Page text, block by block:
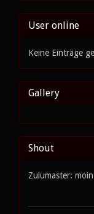
User online
Keine Einträge
Gallery
Shout
Zulumaster: